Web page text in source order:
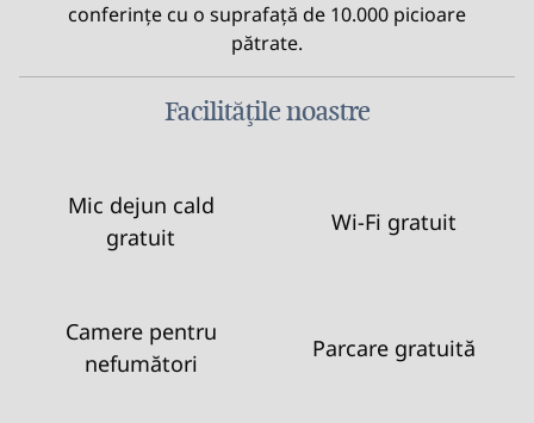
conferințe cu o suprafață de 10.000 picioare
pătrate.
Facilităţile noastre
Mic dejun cald
gratuit
Wi-Fi gratuit
Camere pentru
nefumători
Parcare gratuită